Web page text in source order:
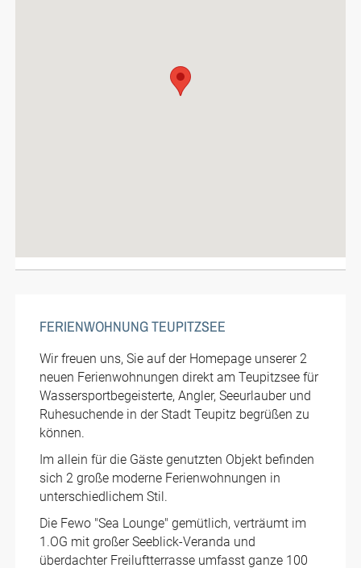
FERIENWOHNUNG TEUPITZSEE
Wir freuen uns, Sie auf der Homepage unserer 2
neuen Ferienwohnungen direkt am Teupitzsee für
Wassersportbegeisterte, Angler, Seeurlauber und
Ruhesuchende in der Stadt Teupitz begrüßen zu
können.
Im allein für die Gäste genutzten Objekt befinden
sich 2 große moderne Ferienwohnungen in
unterschiedlichem Stil.
Die Fewo "Sea Lounge" gemütlich, verträumt im
1.OG mit großer Seeblick-Veranda und
überdachter Freiluftterrasse umfasst ganze 100